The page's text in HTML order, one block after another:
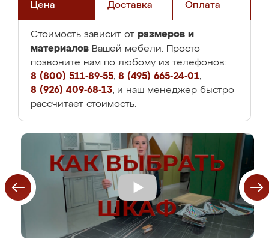
Цена Доставка Оплата
Стоимость зависит от размеров и
материалов Вашей мебели. Просто
позвоните нам по любому из телефонов:
8 (800) 511-89-55, 8 (495) 665-24-01,
8 (926) 409-68-13, и наш менеджер быстро
рассчитает стоимость.